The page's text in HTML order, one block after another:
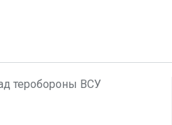
теробороны ВСУ